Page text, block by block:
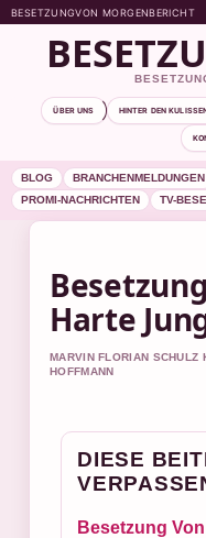
BESETZUNGVON MORGENBERICHT
ÜBER UNS HINTER DEN
BLOG BRANCHENMELDUNGEN
PROMI-NACHRICHTEN
TV-
Harte
MARVIN FLORIAN SCHULZ
HOFFMANN
DIESE
Besetzung Von